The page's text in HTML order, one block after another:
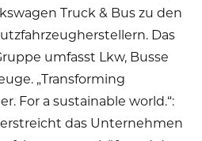
Truck & Bus zu den
Das
umfasst Lkw, Busse
„Transforming
For a sustainable world.“:
das Unternehmen